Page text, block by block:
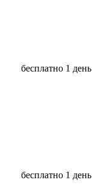
бесплатно 1 день
бесплатно 1 день